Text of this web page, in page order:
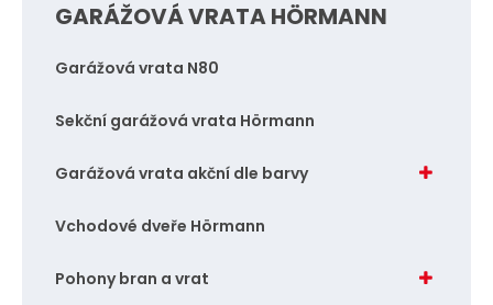
GARÁŽOVÁ VRATA HÖRMANN
Garážová vrata N80
Sekční garážová vrata Hörmann
Garážová vrata akční dle barvy
Vchodové dveře Hörmann
Pohony bran a vrat